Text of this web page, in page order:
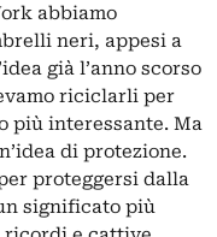
abbiamo
neri, appesi a
già l’anno scorso
riciclarli per
più interessante. Ma
di protezione.
proteggersi dalla
significato più